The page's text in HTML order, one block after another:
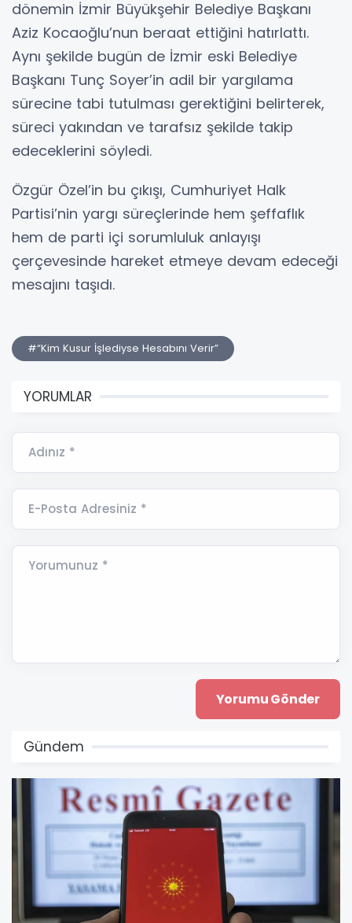
dönemin İzmir Büyükşehir Belediye Başkanı
Aziz Kocaoğlu’nun beraat ettiğini hatırlattı.
Aynı şekilde bugün de İzmir eski Belediye
Başkanı Tunç Soyer’in adil bir yargılama
sürecine tabi tutulması gerektiğini belirterek,
süreci yakından ve tarafsız şekilde takip
edeceklerini söyledi.
Özgür Özel’in bu çıkışı, Cumhuriyet Halk
Partisi’nin yargı süreçlerinde hem şeffaflık
hem de parti içi sorumluluk anlayışı
çerçevesinde hareket etmeye devam edeceği
mesajını taşıdı.
#“Kim Kusur İşlediyse Hesabını Verir”
YORUMLAR
Adınız *
E-Posta Adresiniz *
Yorumunuz *
Gündem